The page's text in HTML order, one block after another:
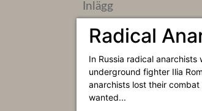
Inlägg
Radical
In Russia radical
underground fighter Ilia
anarchists lost their
wanted...